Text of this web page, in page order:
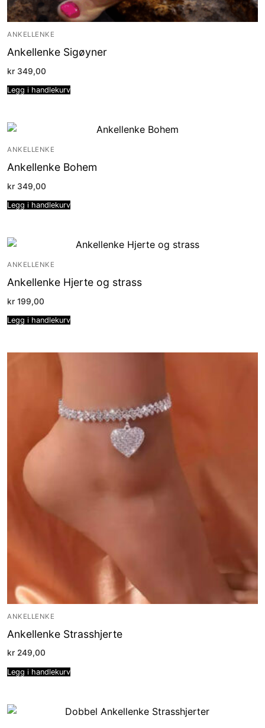
ANKELLENKE
Ankellenke Sigøyner
kr 349,00
Legg i handlekurv
ANKELLENKE
Ankellenke Bohem
kr 349,00
Legg i handlekurv
ANKELLENKE
Ankellenke Hjerte og strass
kr 199,00
Legg i handlekurv
ANKELLENKE
Ankellenke Strasshjerte
kr 249,00
Legg i handlekurv